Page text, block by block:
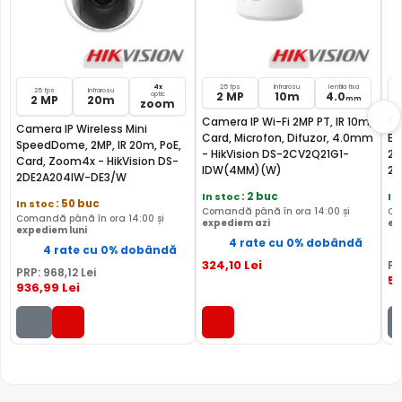
WIRELESS (WiFi)
Camera de supraveghere video HIKVISION DS-
2DE2204IW-DE3WB poate fi conectata direct la un router
fara fir (wireless), simplificand foarte mult instalarea.
Totusi pentru functionare este necesara o sursa de
alimentare locala.
SLOT CARD
Puteti inregistra imaginile obtinute de aceasta camera
atat pe un inregistrator de tip DVR, NVR, sau chiar PC, insa
puteti inregistra si pe un card de memorie, deoarece DS-
2DE2204IW-DE3WB permite instalarea unui asemenea
card (neinclus).
MICROFON INCLUS
Puteti supraveghea atat video, dar si audio zona
25 fps
2 MP
Infrarosu
20m
4x
optic
zoom
Camera IP Wireless Mini
SpeedDome, 2MP, IR 20m, PoE,
Card, Zoom4x - HikVision DS-
2DE2A204IW-DE3/W
In stoc: 50 buc
Comandă până în ora 14:00 și
expediem luni
4 rate cu 0% dobândă
PRP: 968,12 Lei
936,99 Lei
25 fps
2 MP
Infrarosu
10m
lentila fixa
4.0mm
Camera IP Wi-Fi 2MP PT, IR 10m,
Card, Microfon, Difuzor, 4.0mm
- HikVision DS-2CV2Q21G1-
IDW(4MM)(W)
In stoc: 2 buc
Comandă până în ora 14:00 și
expediem azi
4 rate cu 0% dobândă
324,10 Lei
In